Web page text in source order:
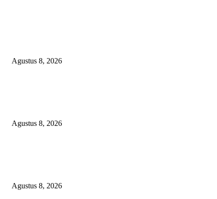
Agustus 8, 2026
Agustus 8, 2026
Agustus 8, 2026